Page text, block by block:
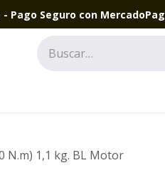
- Pago Seguro con
N.m) 1,1 kg. BL Motor